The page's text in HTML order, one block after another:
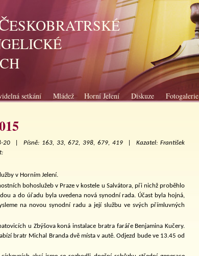
ESKOBRATRSKÉ
setkání Mládež Horní Jelení Diskuze Fotogalerie
20 | Písně: 163, 33, 672, 398, 679, 419 | Kazatel: František
v Horním Jelení.
bohoslužeb v Praze v kostele u Salvátora, při nichž proběhlo
a do úřadu byla uvedena nová synodní rada. Účast byla hojná,
na novou synodní radu a její službu ve svých přímluvných
u Zbýšova koná instalace bratra faráře Benjamina Kučery.
bratr Michal Branda dvě místa v autě. Odjezd bude ve 13.45 od